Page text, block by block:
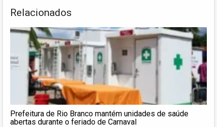
Relacionados
Prefeitura de Rio Branco mantém unidades de saúde
abertas durante o feriado de Carnaval